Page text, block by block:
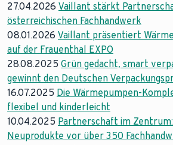
27.04.2026 Vaillant stärkt
österreichischen Fachhandwerk
08.01.2026 Vaillant präsentiert
auf der Frauenthal EXPO
28.08.2025 Grün gedacht, smart
gewinnt den Deutschen
16.07.2025 Die Wärmepumpen-
flexibel und kinderleicht
10.04.2025 Partnerschaft im
Neuprodukte vor über 350